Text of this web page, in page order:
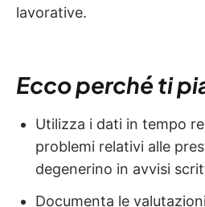
lavorative.
Ecco perché ti
Utilizza i dati in tempo
problemi relativi alle
degenerino in avvisi
Documenta le